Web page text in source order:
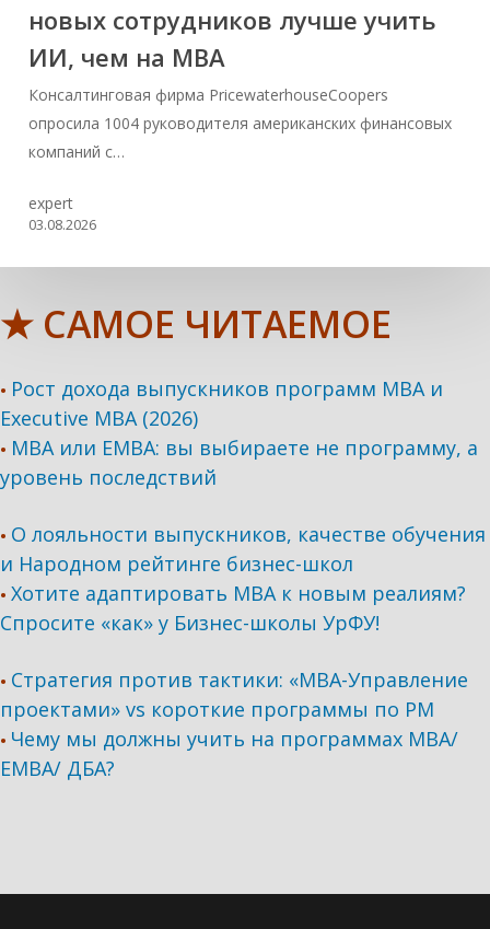
новых сотрудников лучше учить
ИИ, чем на МВА
Консалтинговая фирма PricewaterhouseCoopers
опросила 1004 руководителя американских финансовых
компаний с…
expert
03.08.2026
★ САМОЕ ЧИТАЕМОЕ
• Рост дохода выпускников программ МВА и
Executive MBA (2026)
• MBA или EMBA: вы выбираете не программу, а
уровень последствий
• О лояльности выпускников, качестве обучения
и Народном рейтинге бизнес-школ
•Хотите адаптировать МВА к новым реалиям?
Спросите «как» у Бизнес-школы УрФУ!
• Стратегия против тактики: «МВА-Управление
проектами» vs короткие программы по PM
• Чему мы должны учить на программах МВА/
ЕМВА/ ДБА?